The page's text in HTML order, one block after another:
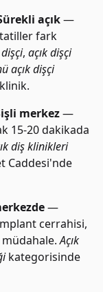
açık—
fark
dişçi, açık dişçi
açık dişçi
merkez—
15-20 dakikada
diş klinikleri
Caddesi'nde
—
cerrahisi,
müdahale.Açık
kategorisinde